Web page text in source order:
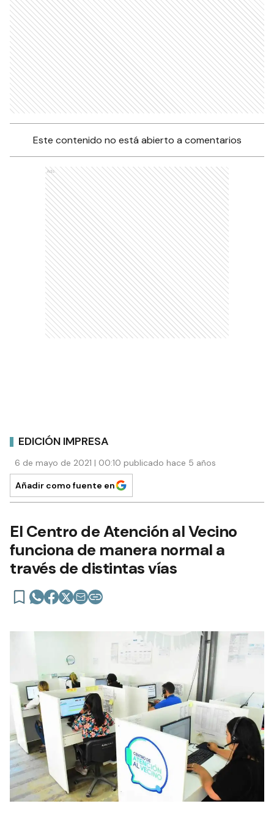
Este contenido no está abierto a comentarios
Ads
EDICIÓN IMPRESA
6 de mayo de 2021 | 00:10 publicado hace 5 años
Añadir como fuente en
El Centro de Atención al Vecino
funciona de manera normal a
través de distintas vías